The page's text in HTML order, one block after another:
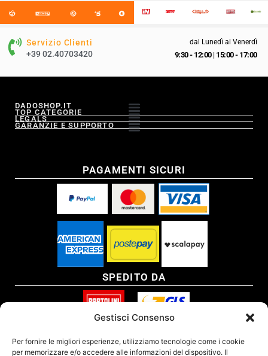
Gestisci Consenso
Per fornire le migliori esperienze, utilizziamo tecnologie come i cookie
per memorizzare e/o accedere alle informazioni del dispositivo. Il
Servizio Clienti
+39 02.40703420
dal Lunedì al Venerdì
9:30 - 12:00| 15:00 - 17:00
DADOSHOP.IT
TOP CATEGORIE
LEGALS
GARANZIE E SUPPORTO
PAGAMENTI SICURI
SPEDITO DA